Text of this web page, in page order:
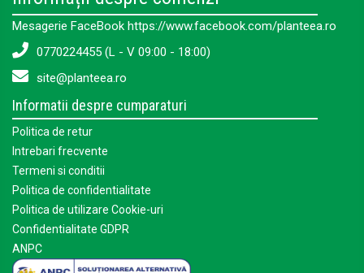
Mesagerie FaceBook https://www.facebook.com/planteea.ro
0770224455 (L - V 09:00 - 18:00)
site@planteea.ro
Informatii despre cumparaturi
Politica de retur
Intrebari frecvente
Termeni si conditii
Politica de confidentialitate
Politica de utilizare Cookie-uri
Confidentialitate GDPR
ANPC